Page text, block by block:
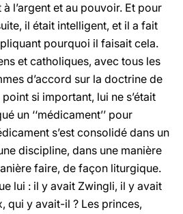
l’argent et au pouvoir. Et pour
il était intelligent, et il a fait
pourquoi il faisait cela.
et catholiques, avec tous les
d’accord sur la doctrine de
si important, lui ne s’était
un ‘‘médicament’’ pour
s’est consolidé dans un
discipline, dans une manière
faire, de façon liturgique.
lui : il y avait Zwingli, il y avait
qui y avait-il ? Les princes,